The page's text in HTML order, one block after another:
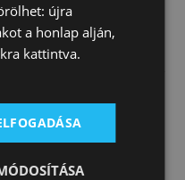
Martingálvilla
Daslö Tartalék
újra
a honlap alján,
kattintva.